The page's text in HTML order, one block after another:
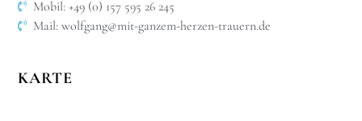
Mobil: +49 (0) 157 595 26 245
Mail: wolfgang@mit-ganzem-herzen-trauern.de
KARTE